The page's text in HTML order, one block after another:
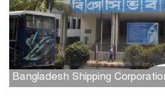
Bangladesh Shipping